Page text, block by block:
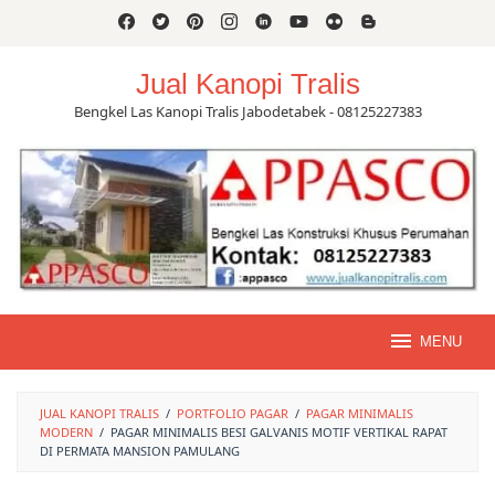
Jual Kanopi Tralis
Bengkel Las Kanopi Tralis Jabodetabek - 08125227383
MENU
JUAL KANOPI TRALIS / PORTFOLIO PAGAR / PAGAR MINIMALIS
MODERN / PAGAR MINIMALIS BESI GALVANIS MOTIF VERTIKAL RAPAT
DI PERMATA MANSION PAMULANG